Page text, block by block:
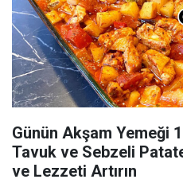
Günün Akşam Yemeği
Tavuk ve Sebzeli
ve Lezzeti Artırın